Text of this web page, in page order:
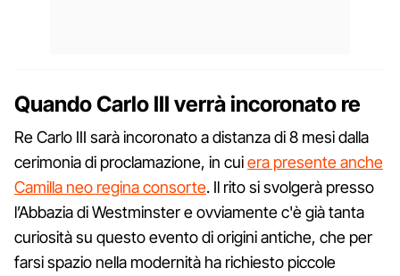
Quando Carlo III verrà incoronato re
Re Carlo III sarà incoronato a distanza di 8 mesi dalla
cerimonia di proclamazione, in cuiera presente anche
Camilla neo regina consorte. Il rito si svolgerà presso
l’Abbazia di Westminster e ovviamente c'è già tanta
curiosità su questo evento di origini antiche, che per
farsi spazio nella modernità ha richiesto piccole